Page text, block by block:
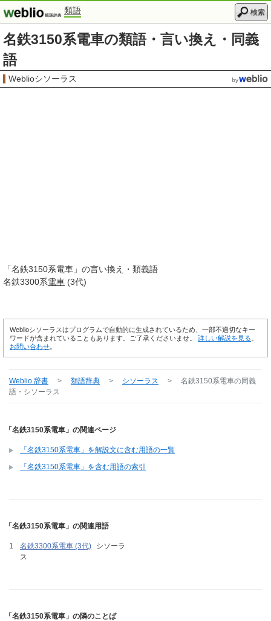
類語 検索
名鉄3150系電車の類語・言い換え・同義
語
Weblioシソーラス
「名鉄3150系電車 」の言い換え・類義語
名鉄3300系電車 (3代)
Weblioシソーラスはプログラムで自動的に生成されているため、一部不適切なキー
ワードが含まれていることもあります。ご了承くださいませ。 詳しい解説を見る
お問い合わせ
Weblio 辞書 > 類語辞典 > シソーラス > 名鉄3150系電車の同義
語・シソーラス
「名鉄3150系電車」の関連ページ
「名鉄3150系電車」を解説文に含む用語の一覧
「名鉄3150系電車」を含む用語の索引
「名鉄3150系電車」の関連用語
名鉄3300系電車 (3代)
シソーラ
ス
「名鉄3150系電車」の隣のことば